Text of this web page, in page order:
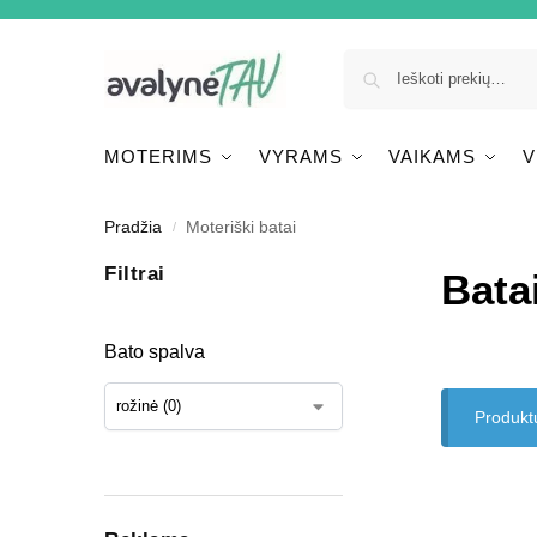
MOTERIMS VYRAMS VAIKAMS
Pradžia / Moteriški batai
Filtrai
Bato spalva